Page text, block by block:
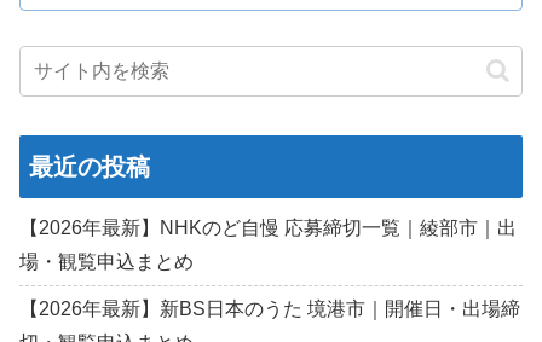
最近の投稿
【2026年最新】NHKのど自慢 応募締切一覧｜綾部市｜出
場・観覧申込まとめ
【2026年最新】新BS日本のうた 境港市｜開催日・出場締